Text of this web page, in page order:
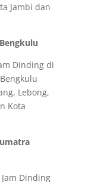
Jambi dan
Dinding di
Lebong,
Kota
Dinding